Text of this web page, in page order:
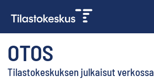
OTOS
Tilastokeskuksen julkaisut verkossa